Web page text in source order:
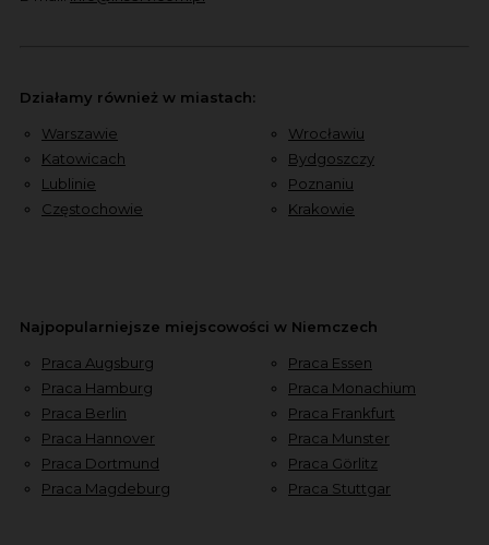
Działamy również w miastach:
Warszawie
Katowicach
Lublinie
Częstochowie
Wrocławiu
Bydgoszczy
Poznaniu
Krakowie
Najpopularniejsze miejscowości w Niemczech
Praca Augsburg
Praca Hamburg
Praca Berlin
Praca Hannover
Praca Dortmund
Praca Magdeburg
Praca Essen
Praca Monachium
Praca Frankfurt
Praca Munster
Praca Görlitz
Praca Stuttgar